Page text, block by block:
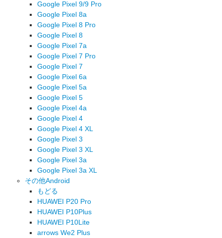
Google Pixel 9/9 Pro
Google Pixel 8a
Google Pixel 8 Pro
Google Pixel 8
Google Pixel 7a
Google Pixel 7 Pro
Google Pixel 7
Google Pixel 6a
Google Pixel 5a
Google Pixel 5
Google Pixel 4a
Google Pixel 4
Google Pixel 4 XL
Google Pixel 3
Google Pixel 3 XL
Google Pixel 3a
Google Pixel 3a XL
その他Android
もどる
HUAWEI P20 Pro
HUAWEI P10Plus
HUAWEI P10Lite
arrows We2 Plus